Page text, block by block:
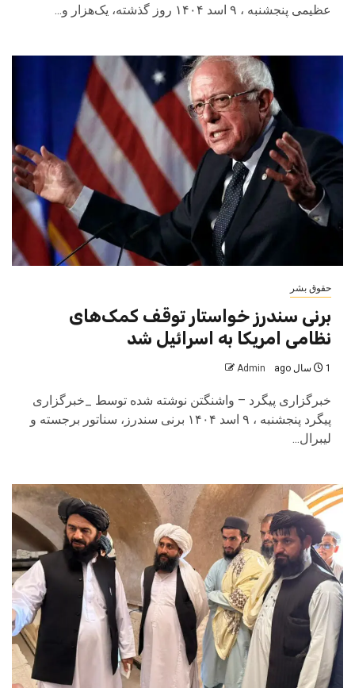
عظیمی پنجشنبه ، ۹ اسد ۱۴۰۴ روز گذشته، یک‌هزار و...
حقوق بشر
برنی سندرز خواستار توقف کمک‌های
نظامی امریکا به اسرائیل شد
1 سال ago Admin
خبرگزاری پیگرد – واشنگتن نوشته شده توسط _خبرگزاری
پیگرد پنجشنبه ، ۹ اسد ۱۴۰۴ برنی سندرز، سناتور برجسته و
لیبرال...